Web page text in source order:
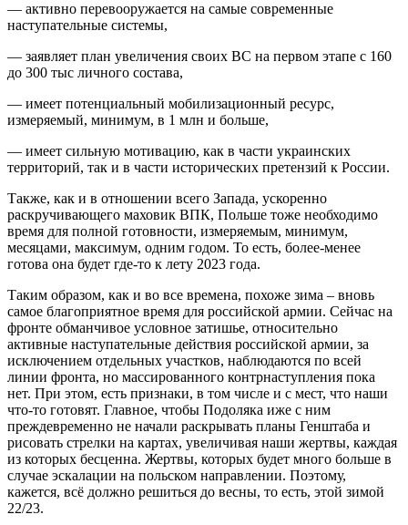
— активно перевооружается на самые современные
наступательные системы,
— заявляет план увеличения своих ВС на первом этапе с 160
до 300 тыс личного состава,
— имеет потенциальный мобилизационный ресурс,
измеряемый, минимум, в 1 млн и больше,
— имеет сильную мотивацию, как в части украинских
территорий, так и в части исторических претензий к России.
Также, как и в отношении всего Запада, ускоренно
раскручивающего маховик ВПК, Польше тоже необходимо
время для полной готовности, измеряемым, минимум,
месяцами, максимум, одним годом. То есть, более-менее
готова она будет где-то к лету 2023 года.
Таким образом, как и во все времена, похоже зима – вновь
самое благоприятное время для российской армии. Сейчас на
фронте обманчивое условное затишье, относительно
активные наступательные действия российской армии, за
исключением отдельных участков, наблюдаются по всей
линии фронта, но массированного контрнаступления пока
нет. При этом, есть признаки, в том числе и с мест, что наши
что-то готовят. Главное, чтобы Подоляка иже с ним
преждевременно не начали раскрывать планы Генштаба и
рисовать стрелки на картах, увеличивая наши жертвы, каждая
из которых бесценна. Жертвы, которых будет много больше в
случае эскалации на польском направлении. Поэтому,
кажется, всё должно решиться до весны, то есть, этой зимой
22/23.